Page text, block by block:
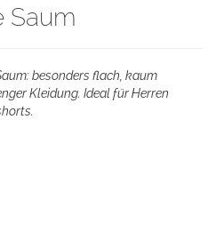
Saum
besonders flach, kaum
Kleidung. Ideal für Herren